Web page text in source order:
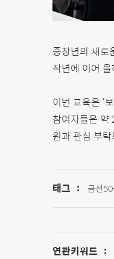
중장년의 새로
작년에 이어
이번 교육은 ‘
참여자들은 약
원과 관심 부
태그 : 금천
연관키워드 :